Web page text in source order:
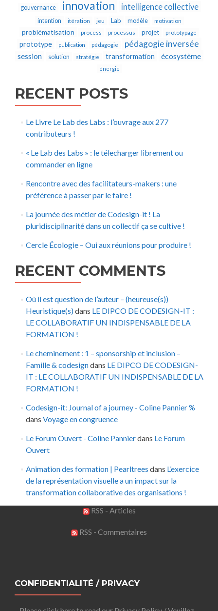
gouvernance innovation intelligence collective
intention itération jeu Lab modèle motivation
problématisation process processus projet prototypage
prototype publication pédagogie pédagogie inversée
session solution stratégie transformation écosystème
énergie
RECENT POSTS
Le Livre Le Lab des Labs : l’ouvrage aux 277
contributeurs !
« Le Lab des Labs » : le télecharger librement ou
commander en ligne
Rencontre avec des facilitateurs-makers : une
préférence à passer par le faire !
La journée des métier de Codesign-it ! La
pluridisciplinarité dans un collectif ça se cultive !
Cercle Écologie – Oui aux réunions pour produire !
RECENT COMMENTS
Où il est question de l’auteur – (heureuse(s))
Heuristique(s)dans LE DIPCO DE CODESIGN-IT :
LE COLLABORATIF UN INDISPENSABLE DE LA
FORMATION !
Le cheminement : 1 – sponsorship et inclusion –
Famille & codesigndans LE DIPCO DE CODESIGN-
IT : LE COLLABORATIF UN INDISPENSABLE DE LA
FORMATION !
Codesign-it: Journal of a journey - Coline Pannier %
dans Voyage en congruence
Le Forum Ouvert - Coline Pannierdans Le Forum
Ouvert
Animation des formation | Pearltrees dans L’exercice
de la représentation visuelle a un impact sur la
transformation collaborative des organisations !
RSS - Articles
RSS - Commentaires
CONFIDENTIALITÉ / PRIVACY